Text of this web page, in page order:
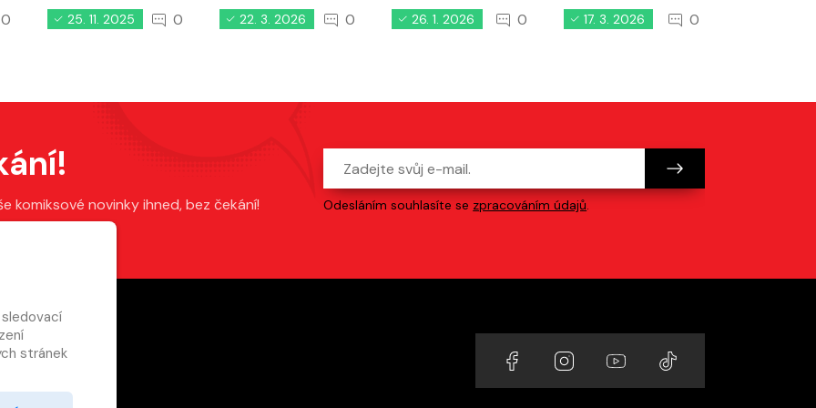
stránek
0 25. 11. 2025 0 22. 3. 2026 0 26. 1. 2026 0 17. 3. 2026 0
komiksové novinky ihned, bez čekání!
Odesláním souhlasíte se zpracováním údajů.
Odkazy na sociální sítě